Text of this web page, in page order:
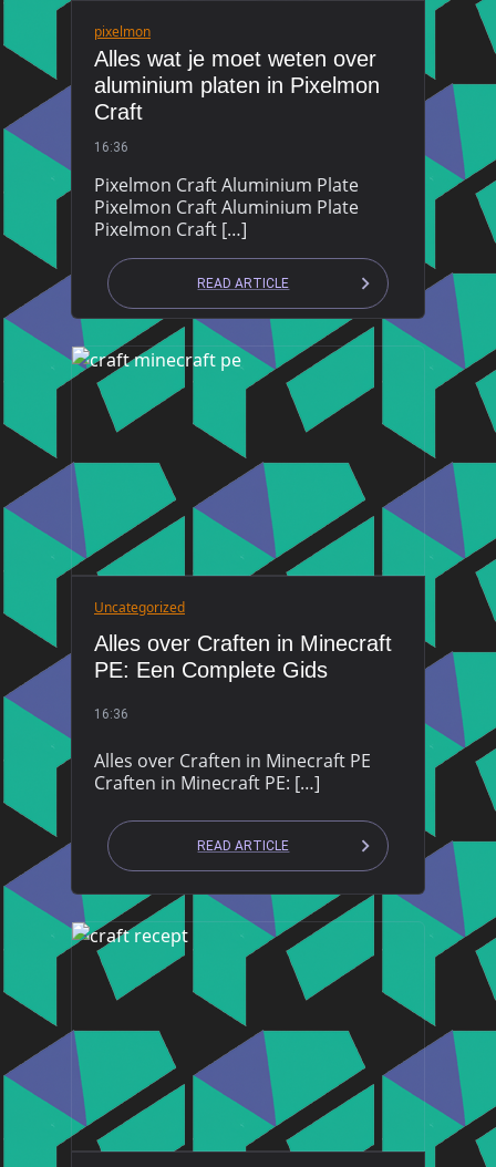
pixelmon
Alles wat je moet weten over
aluminium platen in Pixelmon
Craft
16:36
Pixelmon Craft Aluminium Plate
Pixelmon Craft Aluminium Plate
Pixelmon Craft […]
READ ARTICLE
Uncategorized
Alles over Craften in Minecraft
PE: Een Complete Gids
16:36
Alles over Craften in Minecraft PE
Craften in Minecraft PE: […]
READ ARTICLE